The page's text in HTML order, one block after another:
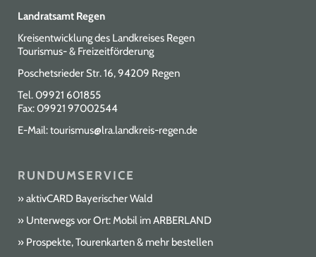
Landratsamt Regen
Kreisentwicklung des Landkreises Regen
Tourismus- & Freizeitförderung
Poschetsrieder Str. 16, 94209 Regen
Tel.09921 601855
Fax: 09921 97002544
E-Mail:tourismus@lra.landkreis-regen.de
RUNDUMSERVICE
aktivCARD Bayerischer Wald
Unterwegs vor Ort: Mobil im ARBERLAND
Prospekte, Tourenkarten & mehr bestellen